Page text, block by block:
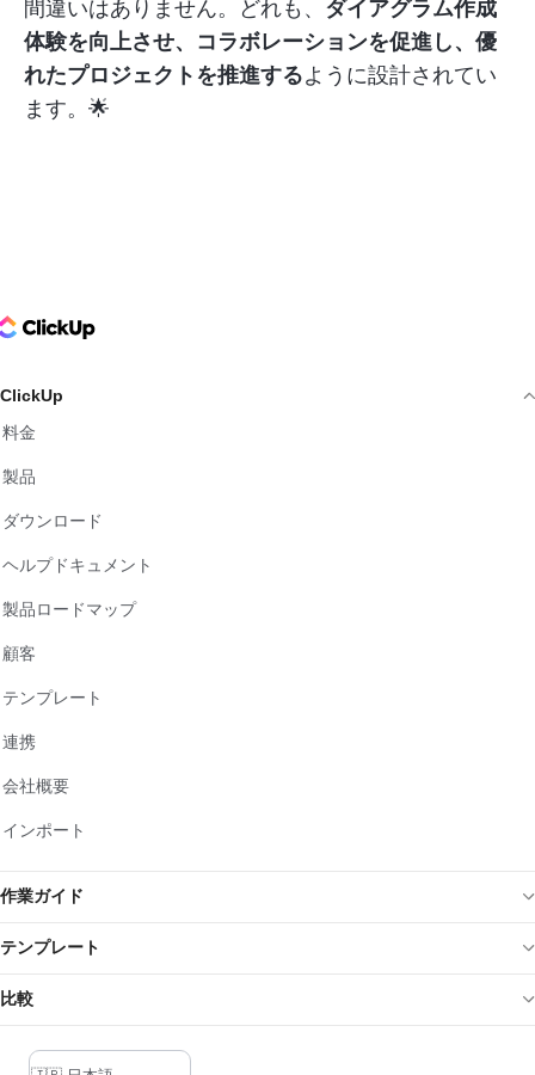
間違いはありません。どれも、 ダイアグラム作成
体験を向上させ、コラボレーションを促進し、優
れたプロジェクトを推進するように設計されてい
ます。🌟
Logo
ClickUp
料金
製品
ダウンロード
ヘルプドキュメント
製品ロードマップ
顧客
テンプレート
連携
会社概要
インポート
作業ガイド
テンプレート
比較